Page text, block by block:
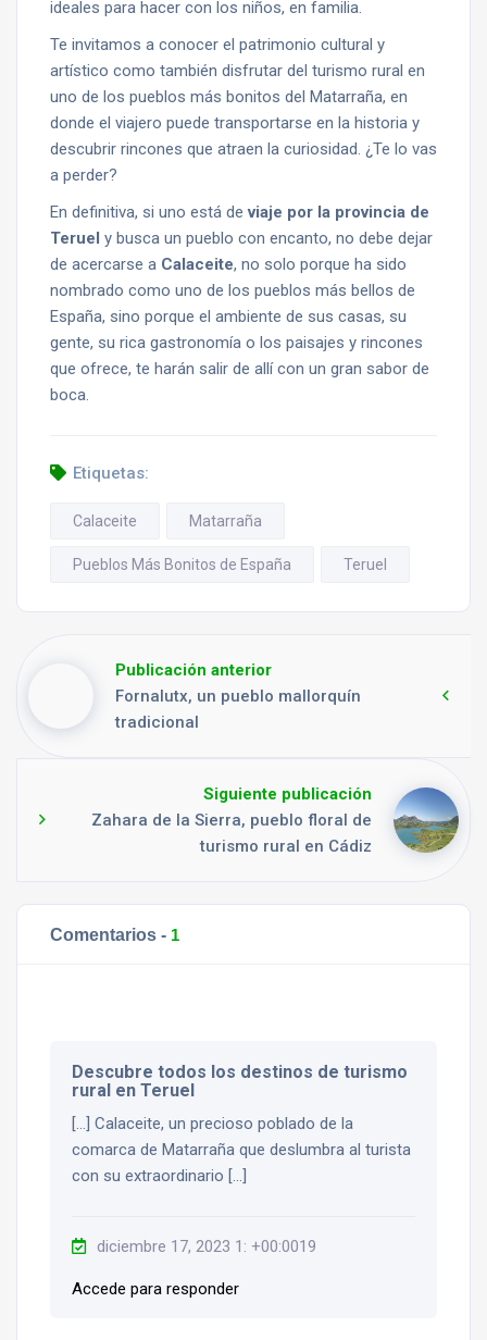
ideales para hacer con los niños, en familia.
Te invitamos a conocer el patrimonio cultural y
artístico como también disfrutar del turismo rural en
uno de los pueblos más bonitos del Matarraña, en
donde el viajero puede transportarse en la historia y
descubrir rincones que atraen la curiosidad. ¿Te lo vas
a perder?
En definitiva, si uno está deviaje por la provincia de
Teruel y busca un pueblo con encanto, no debe dejar
de acercarse a Calaceite, no solo porque ha sido
nombrado como uno de los pueblos más bellos de
España, sino porque el ambiente de sus casas, su
gente, su rica gastronomía o los paisajes y rincones
que ofrece, te harán salir de allí con un gran sabor de
boca.
Etiquetas:
Calaceite Matarraña
Pueblos Más Bonitos de España Teruel
Publicación anterior
Fornalutx, un pueblo mallorquín
tradicional
Siguiente publicación
Zahara de la Sierra, pueblo floral de
turismo rural en Cádiz
Comentarios - 1
Descubre todos los destinos de turismo
rural en Teruel
[…] Calaceite, un precioso poblado de la
comarca de Matarraña que deslumbra al turista
con su extraordinario […]
diciembre 17, 2023 1: +00:0019
Accede para responder